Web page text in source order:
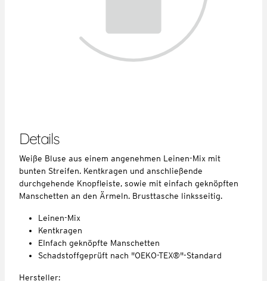
Details
Weiße Bluse aus einem angenehmen Leinen-Mix mit
bunten Streifen. Kentkragen und anschließende
durchgehende Knopfleiste, sowie mit einfach geknöpften
Manschetten an den Ärmeln. Brusttasche linksseitig.
Leinen-Mix
Kentkragen
EInfach geknöpfte Manschetten
Schadstoffgeprüft nach "OEKO-TEX®"-Standard
Hersteller: